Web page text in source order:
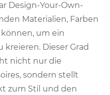
Design-Your-Own-
Materialien, Farben
um ein
kreieren. Dieser Grad
nicht nur die
sondern stellt
zum Stil und den